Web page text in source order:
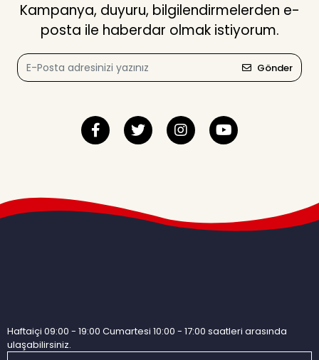
Kampanya, duyuru, bilgilendirmelerden e-
posta ile haberdar olmak istiyorum.
Gönder
Haftaiçi 09:00 - 19:00 Cumartesi 10:00 - 17:00 saatleri arasında
ulaşabilirsiniz.